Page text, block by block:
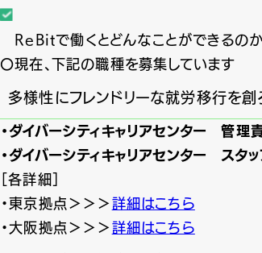
ReBitで働くとどんなことができるの
〇現在、下記の職種を募集しています
多様性にフレンドリーな就労移行を創
・ダイバーシティキャリアセンター 管理
・ダイバーシティキャリアセンター スタッ
［各詳細］
・東京拠点＞＞＞ 詳細はこちら
・大阪拠点＞＞＞ 詳細はこちら